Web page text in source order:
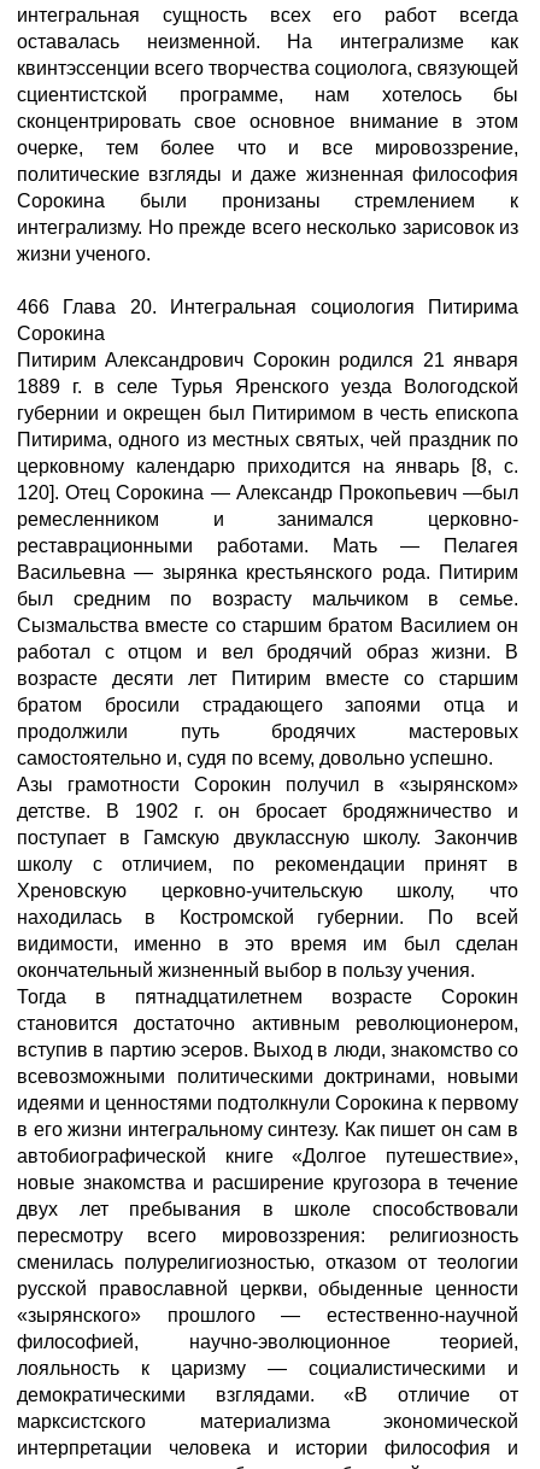
интегральная сущность всех его работ всегда
оставалась неизменной. На интегрализме как
квинтэссенции всего творчества социолога, связующей
сциентистской программе, нам хотелось бы
сконцентрировать свое основное внимание в этом
очерке, тем более что и все мировоззрение,
политические взгляды и даже жизненная философия
Сорокина были пронизаны стремлением к
интегрализму. Но прежде всего несколько зарисовок из
жизни ученого.
466 Глава 20. Интегральная социология Питирима
Сорокина
Питирим Александрович Сорокин родился 21 января
1889 г. в селе Турья Яренского уезда Вологодской
губернии и окрещен был Питиримом в честь епископа
Питирима, одного из местных святых, чей праздник по
церковному календарю приходится на январь [8, с.
120]. Отец Сорокина — Александр Прокопьевич —был
ремесленником и занимался церковно-
реставрационными работами. Мать — Пелагея
Васильевна — зырянка крестьянского рода. Питирим
был средним по возрасту мальчиком в семье.
Сызмальства вместе со старшим братом Василием он
работал с отцом и вел бродячий образ жизни. В
возрасте десяти лет Питирим вместе со старшим
братом бросили страдающего запоями отца и
продолжили путь бродячих мастеровых
самостоятельно и, судя по всему, довольно успешно.
Азы грамотности Сорокин получил в «зырянском»
детстве. В 1902 г. он бросает бродяжничество и
поступает в Гамскую двуклассную школу. Закончив
школу с отличием, по рекомендации принят в
Хреновскую церковно-учительскую школу, что
находилась в Костромской губернии. По всей
видимости, именно в это время им был сделан
окончательный жизненный выбор в пользу учения.
Тогда в пятнадцатилетнем возрасте Сорокин
становится достаточно активным революционером,
вступив в партию эсеров. Выход в люди, знакомство со
всевозможными политическими доктринами, новыми
идеями и ценностями подтолкнули Сорокина к первому
в его жизни интегральному синтезу. Как пишет он сам в
автобиографической книге «Долгое путешествие»,
новые знакомства и расширение кругозора в течение
двух лет пребывания в школе способствовали
пересмотру всего мировоззрения: религиозность
сменилась полурелигиозностью, отказом от теологии
русской православной церкви, обыденные ценности
«зырянского» прошлого — естественно-научной
философией, научно-эволюционное теорией,
лояльность к царизму — социалистическими и
демократическими взглядами. «В отличие от
марксистского материализма экономической
интерпретации человека и истории философия и